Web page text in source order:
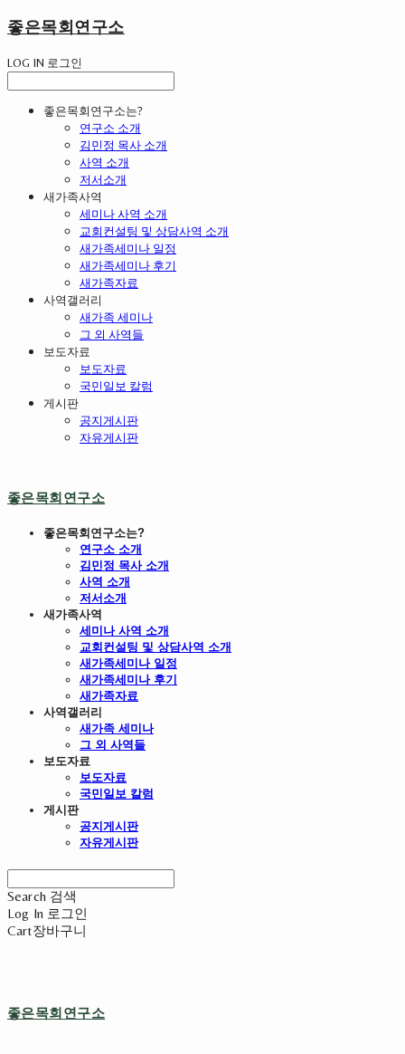
좋은목회연구소
LOG IN 로그인
좋은목회연구소는?
연구소 소개
김민정 목사 소개
사역 소개
저서소개
새가족사역
세미나 사역 소개
교회컨설팅 및 상담사역 소개
새가족세미나 일정
새가족세미나 후기
새가족자료
사역갤러리
새가족 세미나
그 외 사역들
보도자료
보도자료
국민일보 칼럼
게시판
공지게시판
자유게시판
좋은목회연구소
좋은목회연구소는?
연구소 소개
김민정 목사 소개
사역 소개
저서소개
새가족사역
세미나 사역 소개
교회컨설팅 및 상담사역 소개
새가족세미나 일정
새가족세미나 후기
새가족자료
사역갤러리
새가족 세미나
그 외 사역들
보도자료
보도자료
국민일보 칼럼
게시판
공지게시판
자유게시판
Search 검색
Log In 로그인
Cart장바구니
좋은목회연구소